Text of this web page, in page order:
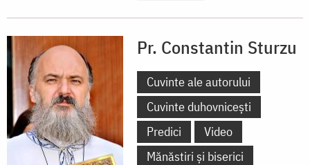
Pr. Constantin Sturzu
Cuvinte ale autorului
Cuvinte duhovnicești
Predici
Video
Mănăstiri și biserici